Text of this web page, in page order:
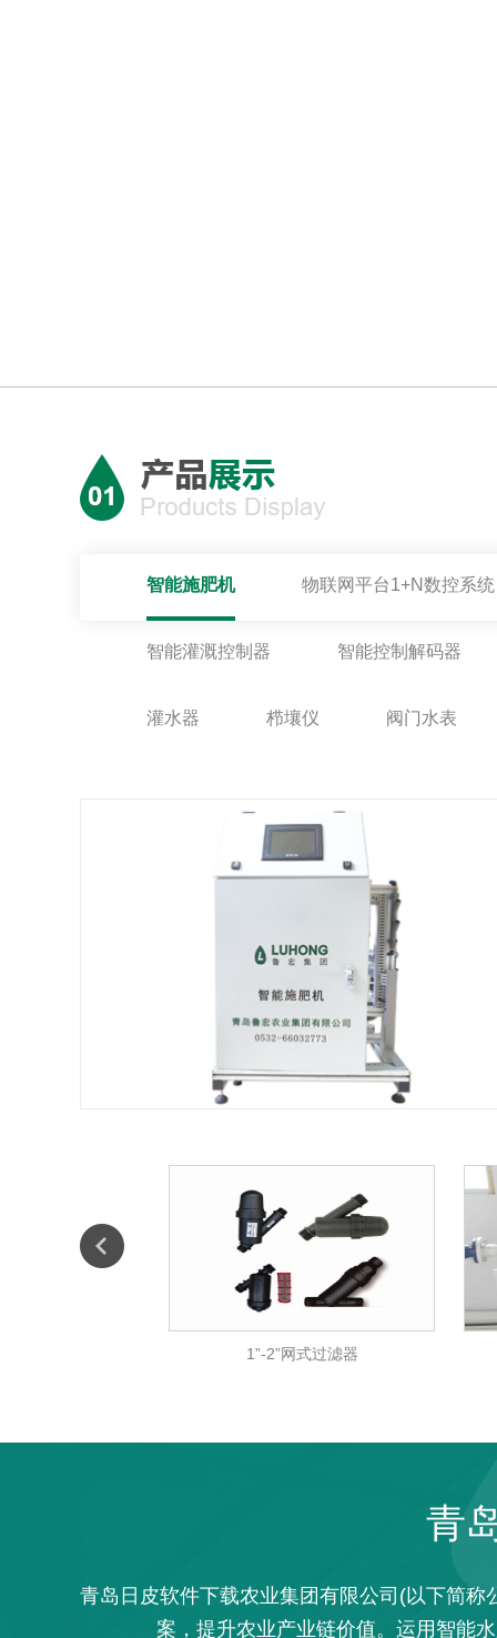
智能施肥机 物联网平台1+N数控系统
智能灌溉控制器 智能控制解码器
灌水器 栉壤仪 阀门水表
1”-2”网式过滤器
青
青岛日皮软件下载农业集团有限公司(以下简称
案，提升农业产业链价值。运用智